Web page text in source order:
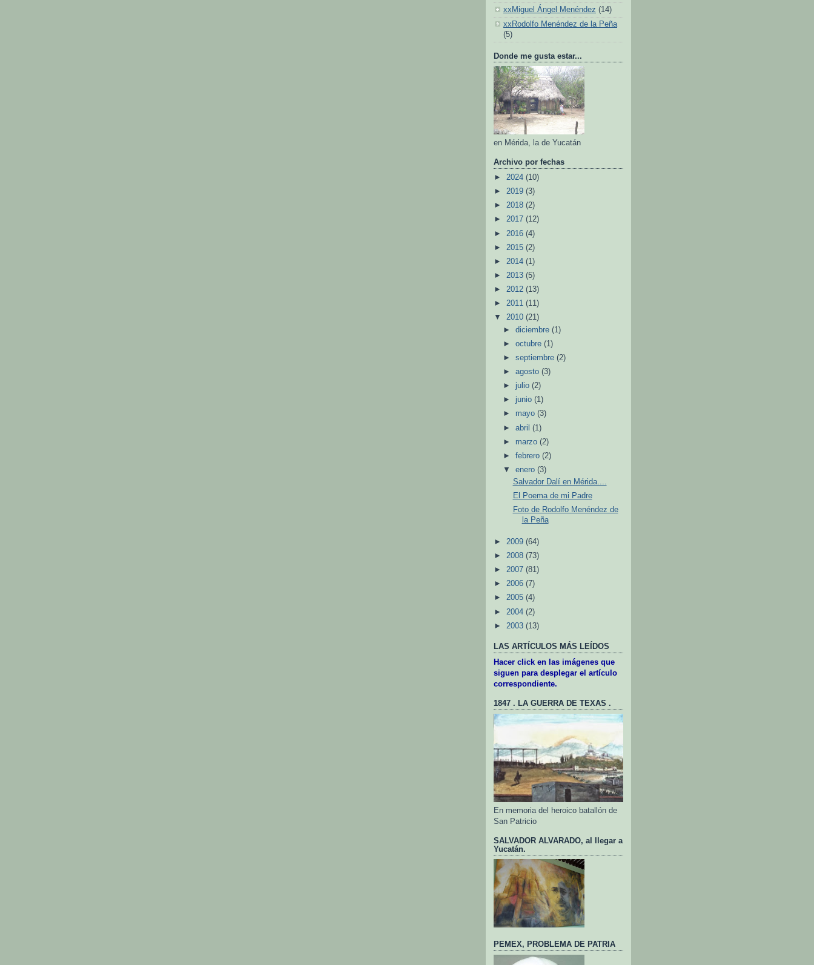
xxMiguel Ángel Menéndez (14)
xxRodolfo Menéndez de la Peña
(5)
Donde me gusta estar...
en Mérida, la de Yucatán
Archivo por fechas
► 2024 (10)
► 2019 (3)
► 2018 (2)
► 2017 (12)
► 2016 (4)
► 2015 (2)
► 2014 (1)
► 2013 (5)
► 2012 (13)
► 2011 (11)
▼ 2010 (21)
►diciembre(1)
►octubre(1)
►septiembre(2)
►agosto(3)
► julio(2)
► junio(1)
► mayo(3)
►abril(1)
► marzo(2)
►febrero(2)
▼enero(3)
Salvador Dalí en Mérida....
El Poema de mi Padre
Foto de Rodolfo Menéndez de
la Peña
► 2009 (64)
► 2008 (73)
► 2007 (81)
► 2006 (7)
► 2005 (4)
► 2004 (2)
► 2003 (13)
LAS ARTÍCULOS MÁS LEÍDOS
Hacer click en las imágenes que
siguen para desplegar el artículo
correspondiente.
1847 . LA GUERRA DE TEXAS .
En memoria del heroico batallón de
San Patricio
SALVADOR ALVARADO, al llegar a
Yucatán.
PEMEX, PROBLEMA DE PATRIA